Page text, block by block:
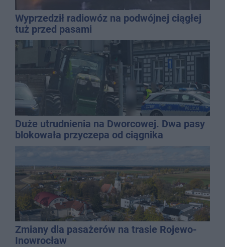
Wyprzedził radiowóz na podwójnej ciągłej
tuż przed pasami
Duże utrudnienia na Dworcowej. Dwa pasy
blokowała przyczepa od ciągnika
Zmiany dla pasażerów na trasie Rojewo-
Inowrocław